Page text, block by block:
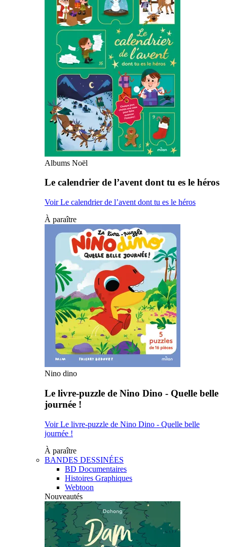
Albums Noël
Le calendrier de l’avent dont tu es le héros
Voir Le calendrier de l’avent dont tu es le héros
À paraître
Nino dino
Le livre-puzzle de Nino Dino - Quelle belle
journée !
Voir Le livre-puzzle de Nino Dino - Quelle belle
journée !
À paraître
BANDES DESSINÉES
BD Documentaires
Histoires Graphiques
Webtoon
Nouveautés